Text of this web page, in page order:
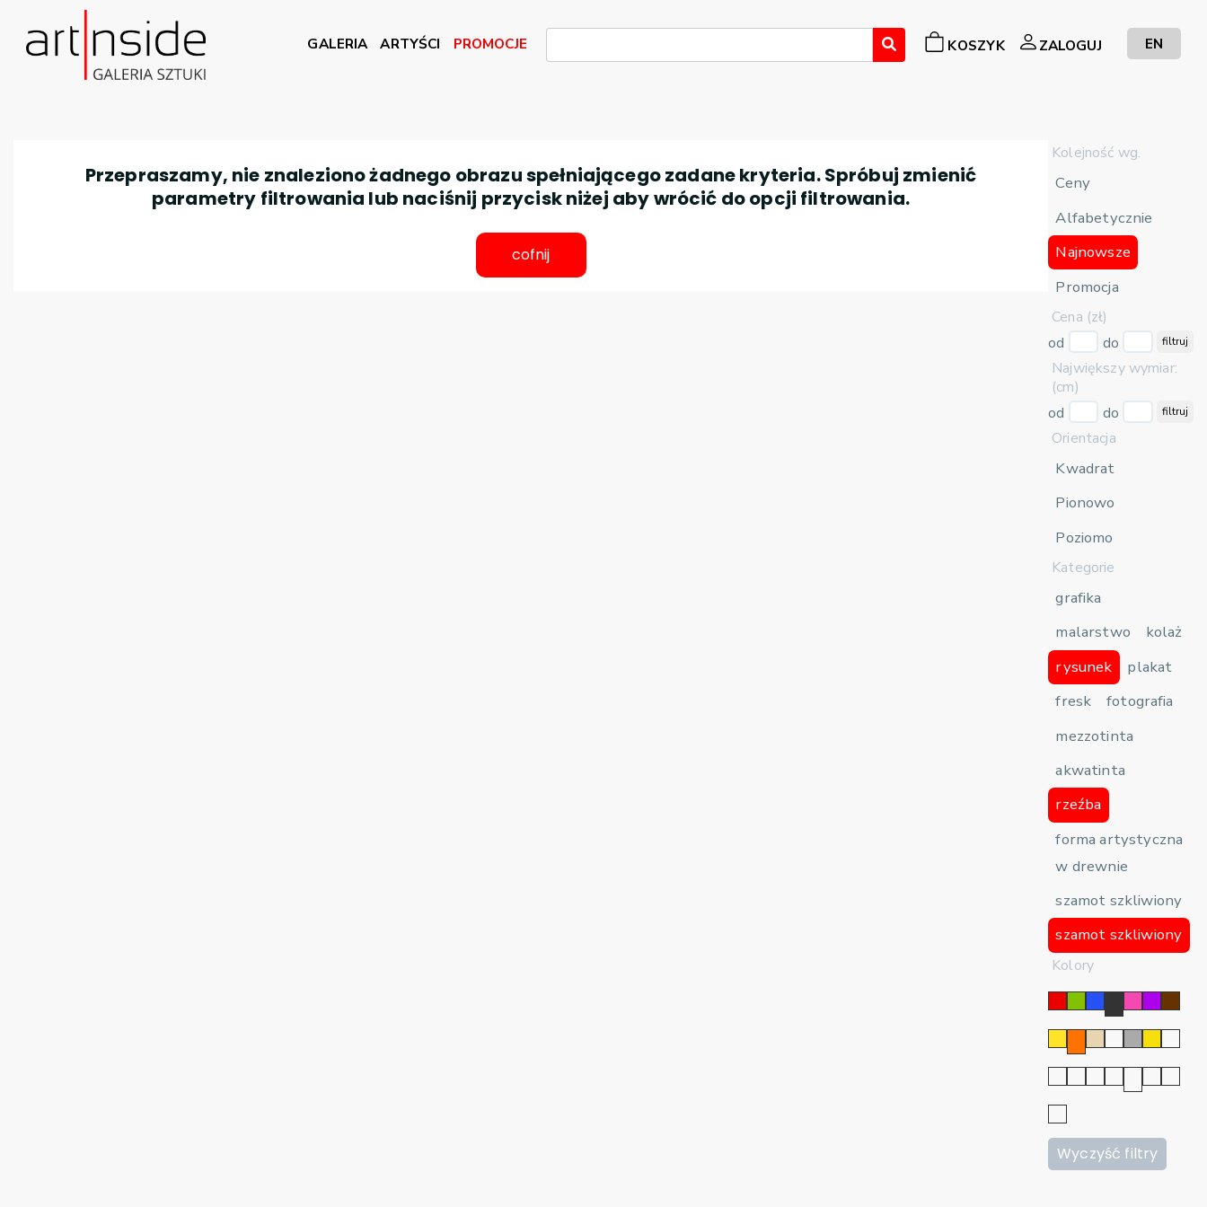
GALERIA ARTYŚCI PROMOCJE KOSZYK ZALOGUJ EN
Kolejność wg.
Ceny
Alfabetycznie
Najnowsze
Promocja
Cena (zł)
od
do filtruj
Największy wymiar:
(cm)
od
do filtruj
Orientacja
Kwadrat
Pionowo
Poziomo
Kategorie
grafika
malarstwo
kolaż
rysunek
plakat
fresk
fotografia
mezzotinta
akwatinta
rzeźba
forma artystyczna
w drewnie
szamot szkliwiony
szamot szkliwiony
Kolory
Wyczyść filtry
Przepraszamy, nie znaleziono żadnego obrazu spełniającego zadane kryteria. Spróbuj zmienić
parametry filtrowania lub naciśnij przycisk niżej aby wrócić do opcji filtrowania.
cofnij